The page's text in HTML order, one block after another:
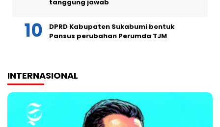
tanggung jawab
DPRD Kabupaten Sukabumi bentuk
Pansus perubahan Perumda TJM
INTERNASIONAL